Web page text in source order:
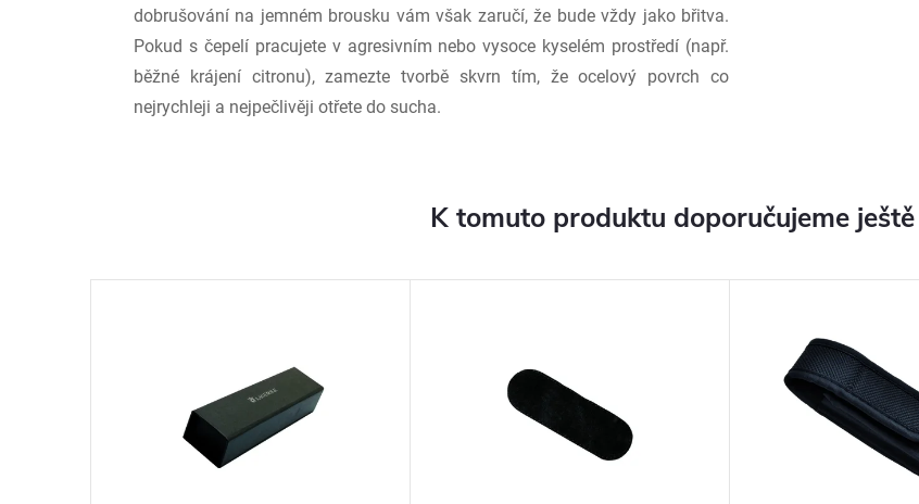
dobrušování na jemném brousku vám však zaručí, že bude vždy jako břitva.
Pokud s čepelí pracujete v agresivním nebo vysoce kyselém prostředí (např.
běžné krájení citronu), zamezte tvorbě skvrn tím, že ocelový povrch co
nejrychleji a nejpečlivěji otřete do sucha.
K tomuto produktu doporučujeme